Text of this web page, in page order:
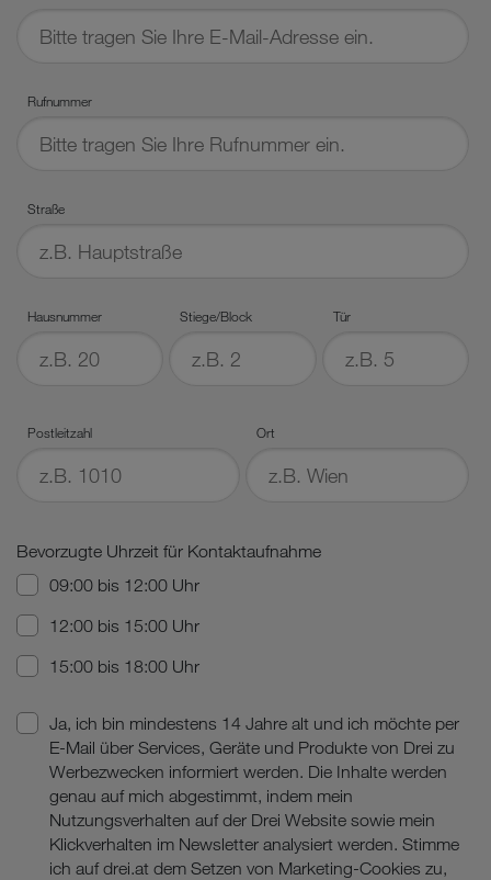
Rufnummer
Straße
Hausnummer Stiege/Block Tür
Postleitzahl Ort
Bevorzugte Uhrzeit für Kontaktaufnahme
09:00 bis 12:00 Uhr
12:00 bis 15:00 Uhr
15:00 bis 18:00 Uhr
Ja, ich bin mindestens 14 Jahre alt und ich möchte per
E-Mail über Services, Geräte und Produkte von Drei zu
Werbezwecken informiert werden. Die Inhalte werden
genau auf mich abgestimmt, indem mein
Nutzungsverhalten auf der Drei Website sowie mein
Klickverhalten im Newsletter analysiert werden. Stimme
ich auf drei.at dem Setzen von Marketing-Cookies zu,